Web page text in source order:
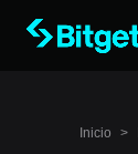
Inicio >